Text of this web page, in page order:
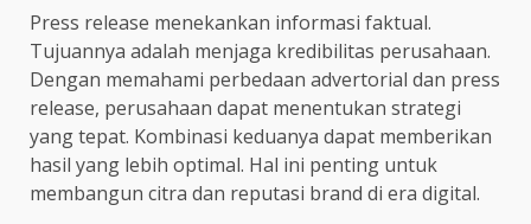
Press release menekankan informasi faktual.
Tujuannya adalah menjaga kredibilitas perusahaan.
Dengan memahami perbedaan advertorial dan press
release, perusahaan dapat menentukan strategi
yang tepat. Kombinasi keduanya dapat memberikan
hasil yang lebih optimal. Hal ini penting untuk
membangun citra dan reputasi brand di era digital.